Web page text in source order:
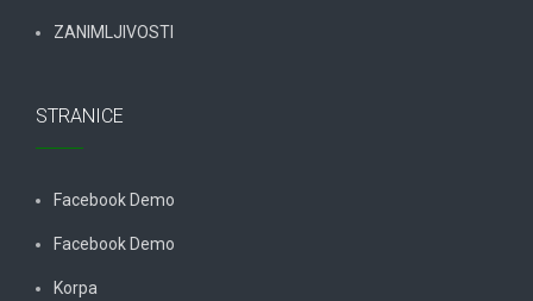
ZANIMLJIVOSTI
STRANICE
Facebook Demo
Facebook Demo
Korpa